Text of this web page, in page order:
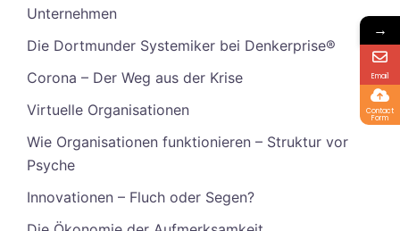
Unternehmen
Die Dortmunder Systemiker bei Denkerprise®
Corona – Der Weg aus der Krise
Virtuelle Organisationen
Wie Organisationen funktionieren – Struktur vor
Psyche
Innovationen – Fluch oder Segen?
→
Email
Contact
Form